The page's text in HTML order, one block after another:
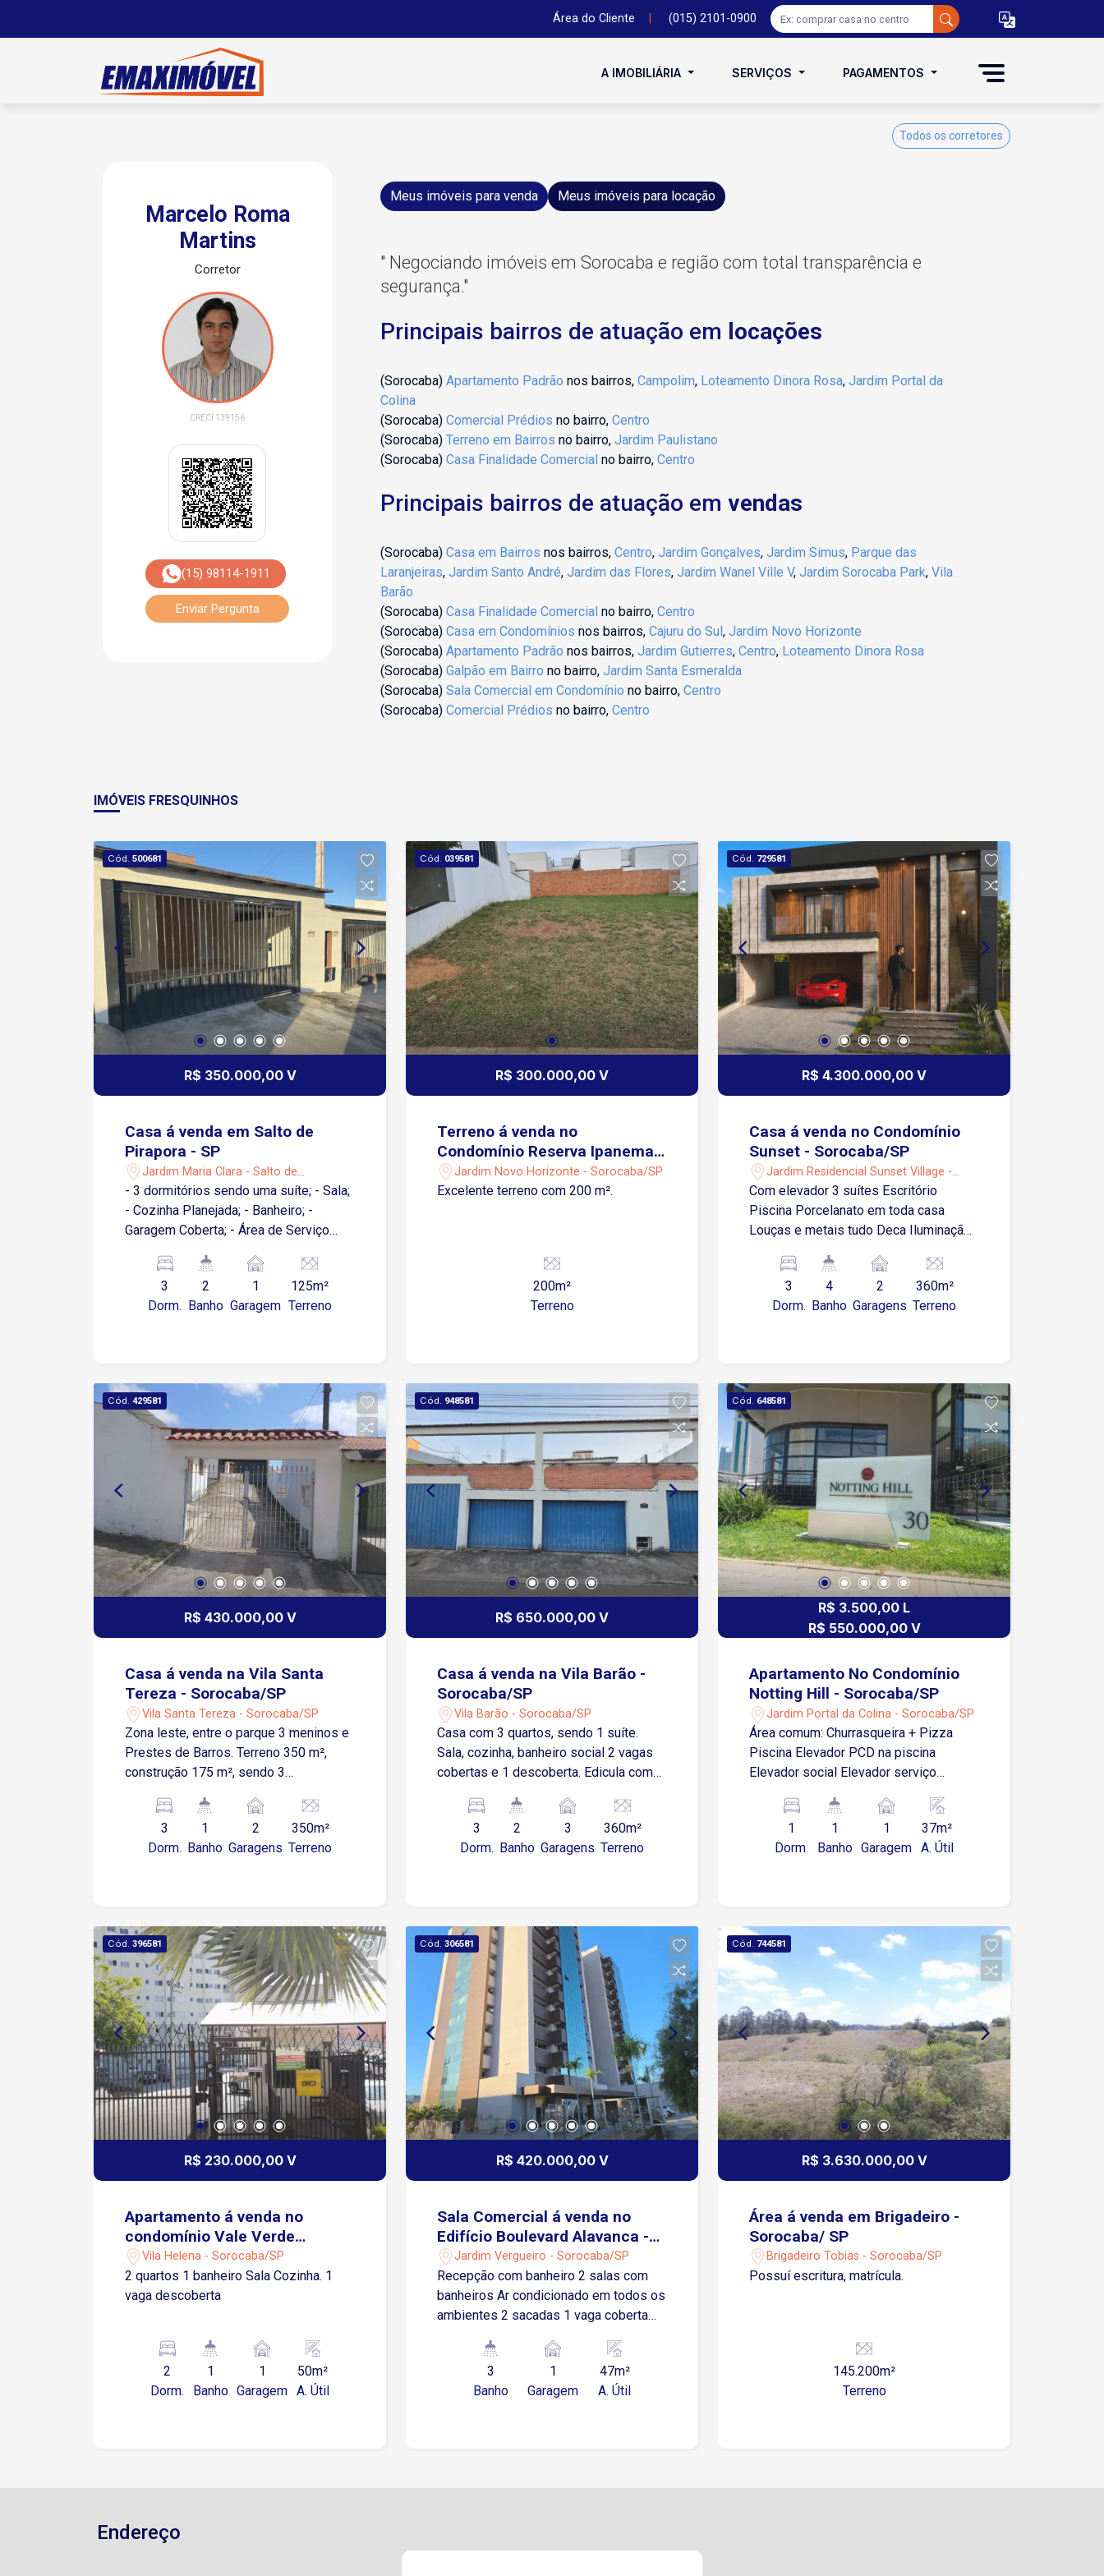
Área do Cliente (015) 2101-0900
A IMOBILIÁRIA SERVIÇOS PAGAMENTOS
Todos os corretores
Marcelo Roma
Martins
Corretor
CRECI 139156
(15) 98114-1911
Enviar Pergunta
Meus imóveis para venda Meus imóveis para locação
" Negociando imóveis em Sorocaba e região com total transparência e
segurança."
Principais bairros de atuação em locações
(Sorocaba) Apartamento Padrão nos bairros, Campolim, Loteamento Dinora Rosa, Jardim Portal da
Colina
(Sorocaba) Comercial Prédios no bairro, Centro
(Sorocaba) Terreno em Bairros no bairro, Jardim Paulistano
(Sorocaba) Casa Finalidade Comercial no bairro, Centro
Principais bairros de atuação em vendas
(Sorocaba) Casa em Bairros nos bairros, Centro, Jardim Gonçalves, Jardim Simus, Parque das
Laranjeiras, Jardim Santo André, Jardim das Flores, Jardim Wanel Ville V, Jardim Sorocaba Park, Vila
Barão
(Sorocaba) Casa Finalidade Comercial no bairro, Centro
(Sorocaba) Casa em Condomínios nos bairros, Cajuru do Sul, Jardim Novo Horizonte
(Sorocaba) Apartamento Padrão nos bairros, Jardim Gutierres, Centro, Loteamento Dinora Rosa
(Sorocaba) Galpão em Bairro no bairro, Jardim Santa Esmeralda
(Sorocaba) Sala Comercial em Condomínio no bairro, Centro
(Sorocaba) Comercial Prédios no bairro, Centro
IMÓVEIS FRESQUINHOS
Cód. 500681
R$ 350.000,00 V
Casa á venda em Salto de
Pirapora - SP
Jardim Maria Clara - Salto de
Pirapora/SP
- 3 dormitórios sendo uma suíte; - Sala;
- Cozinha Planejada; - Banheiro; -
Garagem Coberta; - Área de Serviço
3
Dorm.
2
Banho
1
Garagem
125m²
Terreno
Cód. 039581
R$ 300.000,00 V
Terreno á venda no
Condomínio Reserva Ipanema -
Sorocaba/SP
Jardim Novo Horizonte - Sorocaba/SP
Excelente terreno com 200 m².
200m²
Terreno
Cód. 729581
R$ 4.300.000,00 V
Casa á venda no Condomínio
Sunset - Sorocaba/SP
Jardim Residencial Sunset Village -
Sorocaba/SP
Com elevador 3 suítes Escritório
Piscina Porcelanato em toda casa
Louças e metais tudo Deca Iluminação
Impermeabilização total da casa com
Esquadrias de alumínio Golden Piscina
3
Dorm.
4
Banho
2
Garagens
360m²
Terreno
Cód. 429581
R$ 430.000,00 V
Casa á venda na Vila Santa
Tereza - Sorocaba/SP
Vila Santa Tereza - Sorocaba/SP
Zona leste, entre o parque 3 meninos e
Prestes de Barros. Terreno 350 m²,
construção 175 m², sendo 3
Obs: reforma. Valor 400 mil livre de
comissão. Ótimo para reformar,
construir outra ou kitnets.
3
Dorm.
1
Banho
2
Garagens
350m²
Terreno
Cód. 948581
R$ 650.000,00 V
Casa á venda na Vila Barão -
Sorocaba/SP
Vila Barão - Sorocaba/SP
Casa com 3 quartos, sendo 1 suíte.
Sala, cozinha, banheiro social 2 vagas
cobertas e 1 descoberta. Edicula com
3
Dorm.
2
Banho
3
Garagens
360m²
Terreno
Cód. 648581
R$ 3.500,00 L
R$ 550.000,00 V
Apartamento No Condomínio
Notting Hill - Sorocaba/SP
Jardim Portal da Colina - Sorocaba/SP
Área comum: Churrasqueira + Pizza
Piscina Elevador PCD na piscina
Elevador social Elevador serviço
(ótimo) Área leitura Jogos Vários
banheiros comuns Portaria 24hrs
Portão garagem facial Água e gás
casal com box baú
1
Dorm.
1
Banho
1
Garagem
37m²
A. Útil
Cód. 396581
R$ 230.000,00 V
Apartamento á venda no
condomínio Vale Verde
Ipanema - Sorocaba/SP
Vila Helena - Sorocaba/SP
2 quartos 1 banheiro Sala Cozinha. 1
vaga descoberta
2
Dorm.
1
Banho
1
Garagem
50m²
A. Útil
Cód. 306581
R$ 420.000,00 V
Sala Comercial á venda no
Edifício Boulevard Alavanca -
Sorocaba/SP
Jardim Vergueiro - Sorocaba/SP
Recepção com banheiro 2 salas com
banheiros Ar condicionado em todos os
ambientes 2 sacadas 1 vaga coberta
3
Banho
1
Garagem
47m²
A. Útil
Cód. 744581
R$ 3.630.000,00 V
Área á venda em Brigadeiro -
Sorocaba/ SP
Brigadeiro Tobias - Sorocaba/SP
Possuí escritura, matrícula.
145.200m²
Terreno
Endereço